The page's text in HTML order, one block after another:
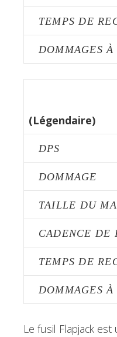
TEMPS DE
DOMMAGES À
(Légendaire)
DPS
DOMMAGE
TAILLE DU
CADENCE DE
TEMPS DE
DOMMAGES À
Le fusil Flapjack est